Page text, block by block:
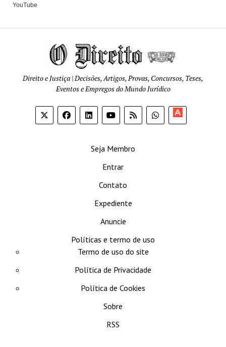
YouTube
Direito e Justiça | Decisões, Artigos, Provas, Concursos, Teses,
Eventos e Empregos do Mundo Jurídico
Seja Membro
Entrar
Contato
Expediente
Anuncie
Políticas e termo de uso
Termo de uso do site
Política de Privacidade
Política de Cookies
Sobre
RSS